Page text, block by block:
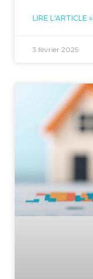
LIRE L'ARTICLE »
3 février 2025